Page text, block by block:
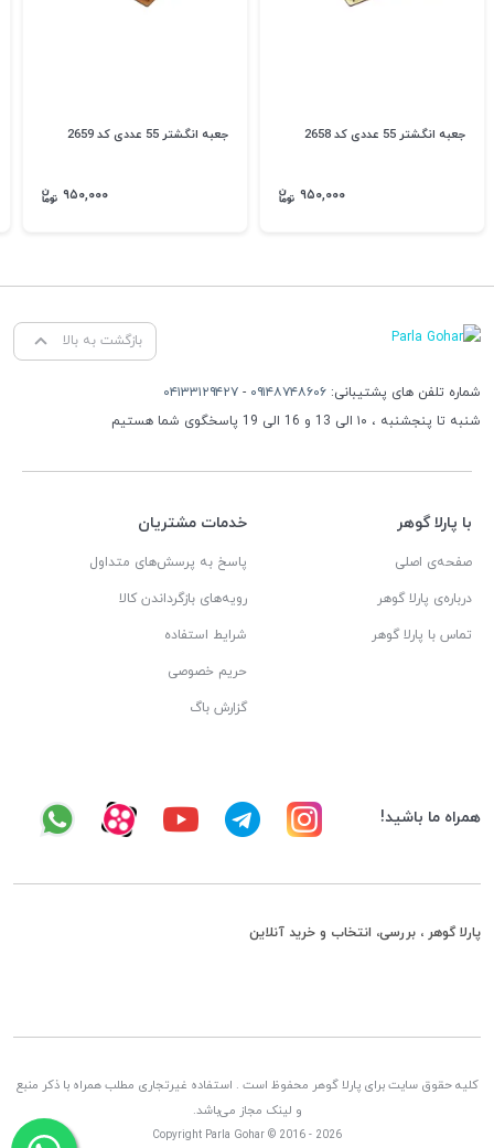
جعبه انگشتر 55 عددی کد 2658
۹۵۰,۰۰۰
جعبه انگشتر 55 عددی کد 2659
۹۵۰,۰۰۰
بازگشت به بالا
شماره تلفن های پشتیبانی: ۰۹۱۴۸۷۴۸۶۰۶ - ۰۴۱۳۳۱۲۹۴۲۷
شنبه تا پنجشنبه ، ۱۰ الی 13 و 16 الی 19 پاسخگوی شما هستیم
با پارلا گوهر
صفحه‌ی اصلی
درباره‌ی پارلا گوهر
تماس با پارلا گوهر
خدمات مشتریان
پاسخ به پرسش‌های متداول
رویه‌های بازگرداندن کالا
شرایط استفاده
حریم خصوصی
گزارش باگ
همراه ما باشید!
پارلا گوهر ، بررسی، انتخاب و خرید آنلاین
کلیه حقوق سایت برای پارلا گوهر محفوظ است . استفاده غیرتجاری مطلب همراه با ذکر منبع
و لینک مجاز می‌باشد.
Copyright Parla Gohar © 2016 - 2026